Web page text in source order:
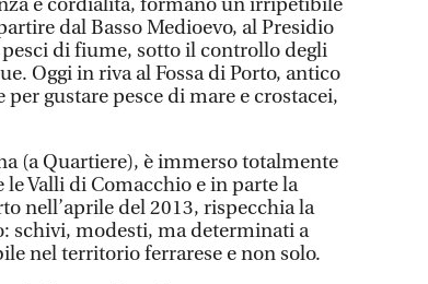
e cordialità, formano un irripetibile
dal Basso Medioevo, al Presidio
di fiume, sotto il controllo degli
Oggi in riva al Fossa di Porto, antico
gustare pesce di mare e crostacei,
(a Quartiere), è immerso totalmente
Valli di Comacchio e in parte la
nell’aprile del 2013, rispecchia la
schivi, modesti, ma determinati a
nel territorio ferrarese e non solo.